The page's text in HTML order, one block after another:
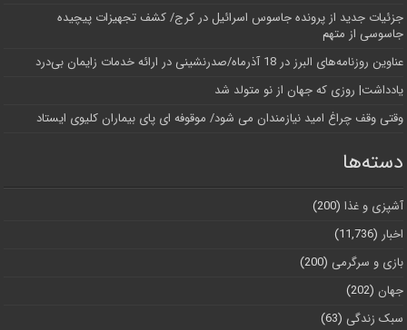
جزئیات جدید از پرونده جاسوس اسرائیل در کرج/‌ کشف تجهیزات پیچیده
جاسوسی از متهم
عناوین روزنامه‌های البرز در ‌18 آذرماه/صدرنشینی در ارائه خدمات زایمان بی‌درد
یادداشت| روزی که جهان از نو متولد شد
وقتی وقف چراغ امید نیازمندان می شود/ موقوفه ای پای بیماران کلیوی ایستاد
دسته‌ها
آشپزی و غذا (200)
اخبار (11,736)
بازی و سرگرمی (200)
جهان (202)
سبک زندگی (63)